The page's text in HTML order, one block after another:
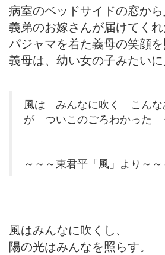
病室のベッドサイドの窓から
義弟のお嫁さんが届けてく
パジャマを着た義母の笑顔を
義母は、幼い女の子みたいに
風は みんなに吹く こんな
が ついこのごろわかった
～～～東君平「風」より～～
風はみんなに吹くし、
陽の光はみんなを照らす。